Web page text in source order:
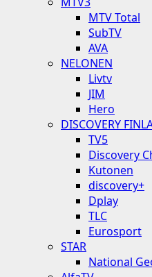
MTV Total
SubTV
AVA
NELONEN
Livtv
JIM
Hero
DISCOVERY
TV5
Discovery
Kutonen
discovery+
Dplay
TLC
Eurosport
STAR
National